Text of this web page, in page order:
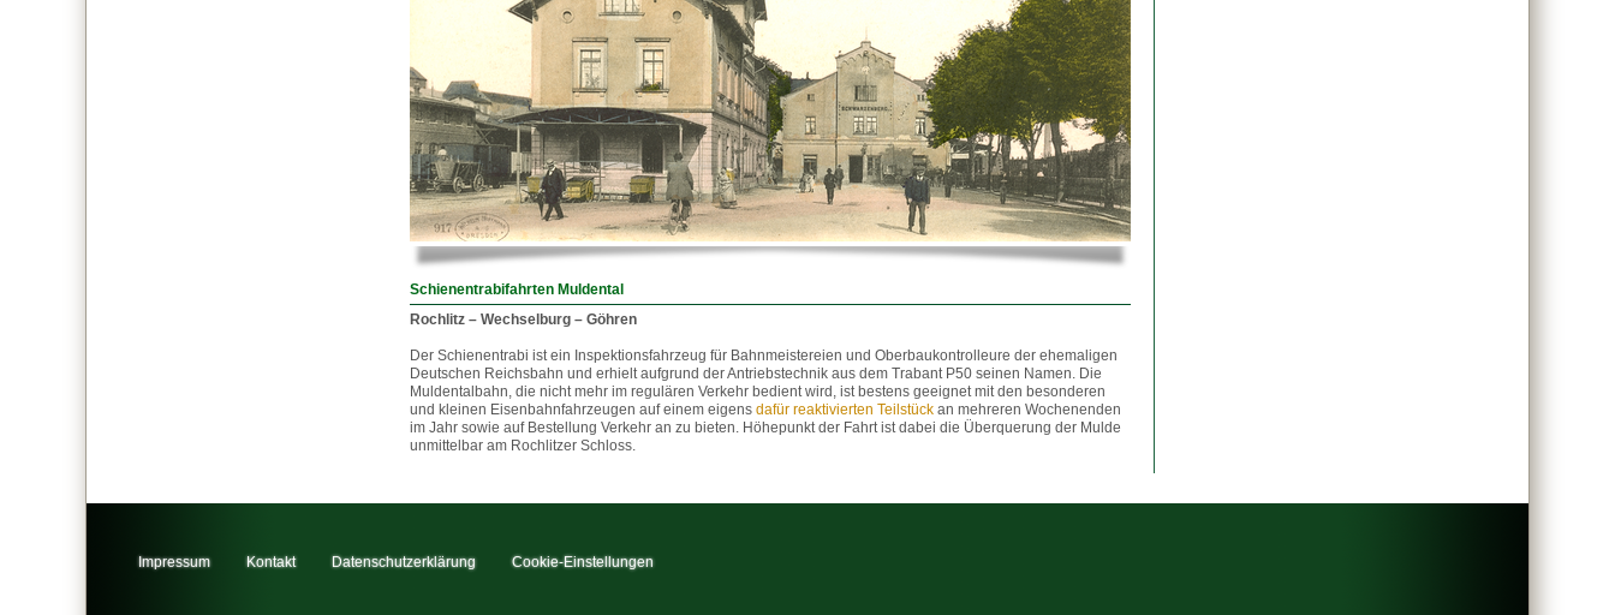
Schienentrabifahrten Muldental
Rochlitz – Wechselburg – Göhren
Der Schienentrabi ist ein Inspektionsfahrzeug für Bahnmeistereien und Oberbaukontrolleure der ehemaligen
Deutschen Reichsbahn und erhielt aufgrund der Antriebstechnik aus dem Trabant P50 seinen Namen. Die
Muldentalbahn, die nicht mehr im regulären Verkehr bedient wird, ist bestens geeignet mit den besonderen
und kleinen Eisenbahnfahrzeugen auf einem eigens dafür reaktivierten Teilstück an mehreren Wochenenden
im Jahr sowie auf Bestellung Verkehr an zu bieten. Höhepunkt der Fahrt ist dabei die Überquerung der Mulde
unmittelbar am Rochlitzer Schloss.
Impressum Kontakt Datenschutzerklärung Cookie-Einstellungen